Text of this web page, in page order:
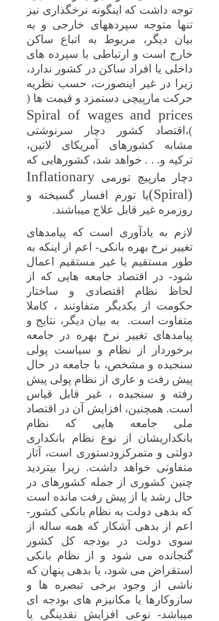
توجه داشت که‏ اینگونه نرخ‏گذاری نیز
تنها متوجه سپرده‏های‏ خارجی و به
بیان دیگر، مربوط به اتباع ساکن‏
خارج است و ارتباطی با سپرده ‏های
داخلی یا افراد ساکن در کشور ندارد،
زیرا در غیر اینصورت، حسب نظریه
حرکت مارپیچی دستمزد و قیمت ‏ها (
Spiral of wages and prices
)،اقتصاد کشور دچار سرنوشتی
مشابه کشورهای‏ آمریکای لاتین،
ترکیه و. . . خواهد شد، کشورهایی‏ که
دچار مارپیچ تورمی Inflationary
Spiral)
(یا تورم افسار گسیخته و
روزمره غیر قابل علاج می‏باشند.
لازم به یادآوری است که پیامدهای
تغییر نرخ‏ بهره بانکی- اعم از اینکه به
‏طور مستقیم یا غیر مستقیم اعمال
شود- در اقتصاد جامعه ‏هایی که‏ از
لحاظ نظام اقتصادی و ساختار
حکومت از یکدیگر متفاوتند ، کاملا
متفاوت است.
به بیان دیگر، نتایج و
پیامدهای تغییر نرخ بهره در جامعه
برخوردار از نظام و سیاست پولی
سنجیده و مشخص، با جامعه در حال
پیش رفت و عاری از نظام پولی‏ پیش
رفته و سنجیده ، غیر قابل قیاس
است. همچنین، افزایش آن در اقتصاد
ملی جامعه ‏هایی که نظام‏
بانکداریشان از نوع نظام بانکداری
دولتی و متمرکزودستوری است، آثار
متفاوتی خواهد داشت. زیرا بی‏تردید
چنین کشوری از جمله کشورهای در
حال‏ رشد یا از پیش رفت مانده است
که بدهی دولت‏ به نظام بانکی کشور-
اعم از بدهی آشکار که همه‏ ساله از
سوی دولت در بودجه کل کشور
گنجانده‏ می ‏شود و از نظام بانکی
استقراض می ‏شود، یا بدهی پنهان که
ناشی از وجود برخی تبصره‏ ها و
سازوکارها یا مکانیزم‏ های بودجه ‏ای
می‏باشد- نوعی افزایش‏ نقدینگی یا